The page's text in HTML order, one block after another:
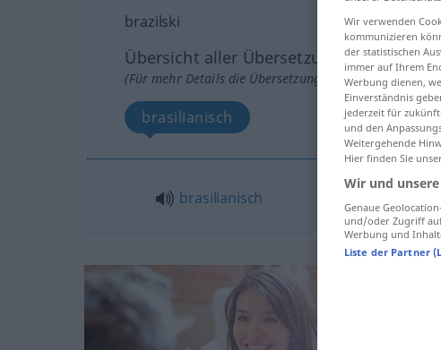
brazilski
Übersicht aller Übersetzungen
(Für mehr Details die Übersetzung anklicken/antippen)
brasilianisch
brasilianisch
Wir verwenden
kommunizieren
der statistischen
immer auf Ihrem
Werbung dienen,
Einverständnis
jederzeit für
und den
Weitergehende
Hier finden Sie
Wir und
Genaue
und/oder Zugriff
Werbung und
Liste der Partner